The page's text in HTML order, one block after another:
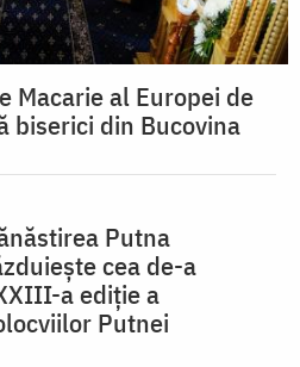
Macarie al Europei de
biserici din Bucovina
Putna
cea de-a
a ediție a
Putnei